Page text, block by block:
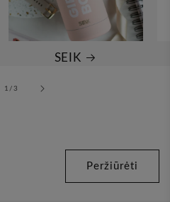
SEIK
1 /iš3
Peržiūrėti